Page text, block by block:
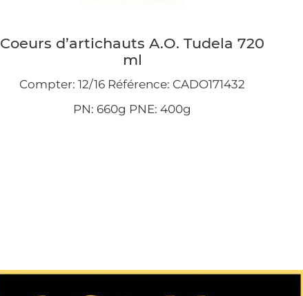
Coeurs d’artichauts A.O. Tudela 720
ml
Compter: 12/16 Référence: CADO171432
PN: 660g PNE: 400g